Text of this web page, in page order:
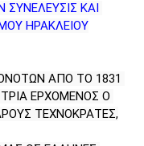
ΣΥΝΕΛΕΥΣΙΣ ΚΑΙ
ΗΡΑΚΛΕΙΟΥ
ΑΠΟ ΤΟ 1831
ΕΡΧΟΜΕΝΟΣ Ο
ΤΕΧΝΟΚΡΑΤΕΣ,